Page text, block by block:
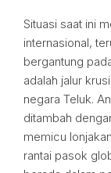
Situasi saat ini
internasional,
bergantung
adalah jalur
negara Teluk.
ditambah
memicu
rantai pasok